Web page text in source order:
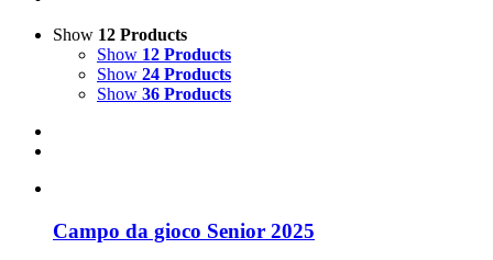
Show 12 Products
Show 12 Products
Show 24 Products
Show 36 Products
Campo da gioco Senior 2025